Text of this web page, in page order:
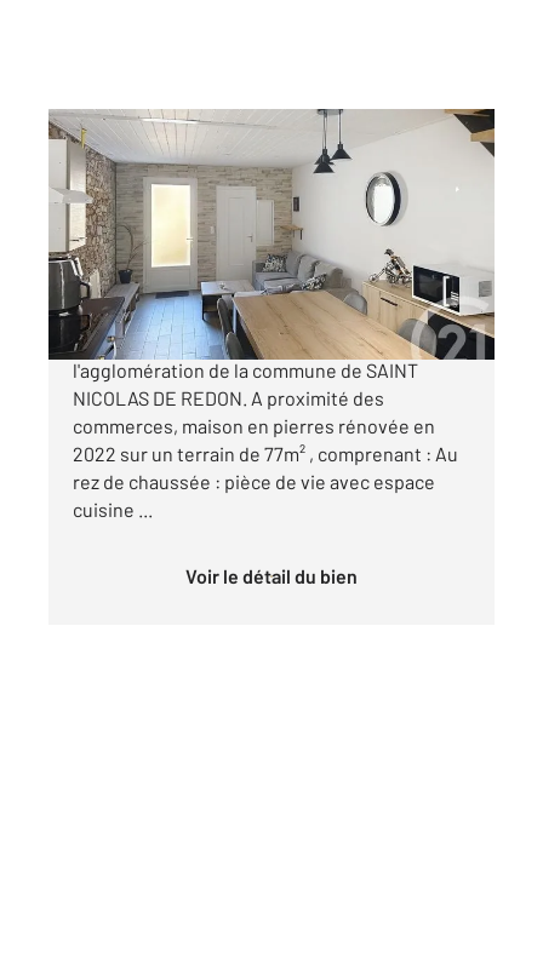
ST NICOLAS DE REDON 44
48 m2, 2 pièces
Ref : 23627
Maison à vendre
125 000 €
POUR INVESTISSEMENT LOCATIF. Dans
l'agglomération de la commune de SAINT
NICOLAS DE REDON. A proximité des
commerces, maison en pierres rénovée en
2022 sur un terrain de 77m² , comprenant : Au
rez de chaussée : pièce de vie avec espace
cuisine ...
Voir le détail du bien